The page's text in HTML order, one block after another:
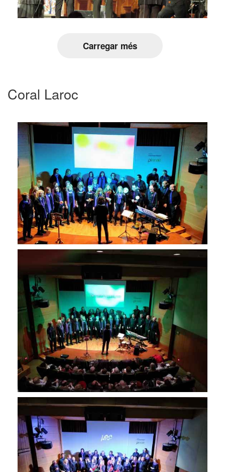
Carregar més
Coral Laroc